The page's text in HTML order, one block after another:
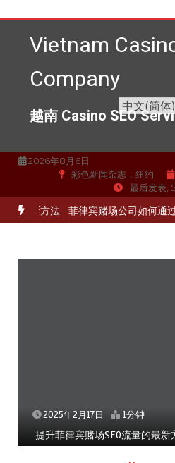
至
Vietnam
Company
越南 Casino SEO
2026年8月6日
彩色新闻杂志，纽约
最后发表,
最新方法 菲律宾赌场公司如何通过口
2025年2月17日 1分钟
提升菲律宾赌场SEO流量的最新